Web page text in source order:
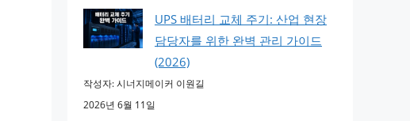
UPS 배터리 교체 주기: 산업 현장
담당자를 위한 완벽 관리 가이드
(2026)
작성자: 시너지메이커 이원길
2026년 6월 11일